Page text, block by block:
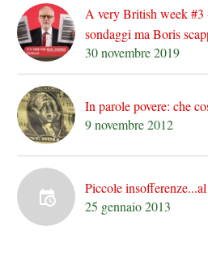
A very British week #3
sondaggi ma Boris
30 novembre 2019
In parole povere: che
9 novembre 2012
Piccole
25 gennaio 2013